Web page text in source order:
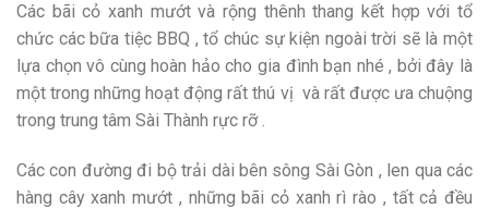
Các bãi cỏ xanh mướt và rộng thênh thang kết hợp với tổ
chức các bữa tiệc BBQ , tổ chúc sự kiện ngoài trời sẽ là một
lựa chọn vô cùng hoàn hảo cho gia đình bạn nhé , bởi đây là
một trong những hoạt động rất thú vị và rất được ưa chuộng
trong trung tâm Sài Thành rực rỡ .
Các con đường đi bộ trải dài bên sông Sài Gòn , len qua các
hàng cây xanh mướt , những bãi cỏ xanh rì rào , tất cả đều